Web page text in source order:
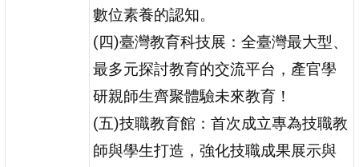
數位素養的認知。
(四)臺灣教育科技展：全臺灣最大型、
最多元探討教育的交流平台，產官學
研親師生齊聚體驗未來教育！
(五)技職教育館：首次成立專為技職教
師與學生打造，強化技職成果展示與